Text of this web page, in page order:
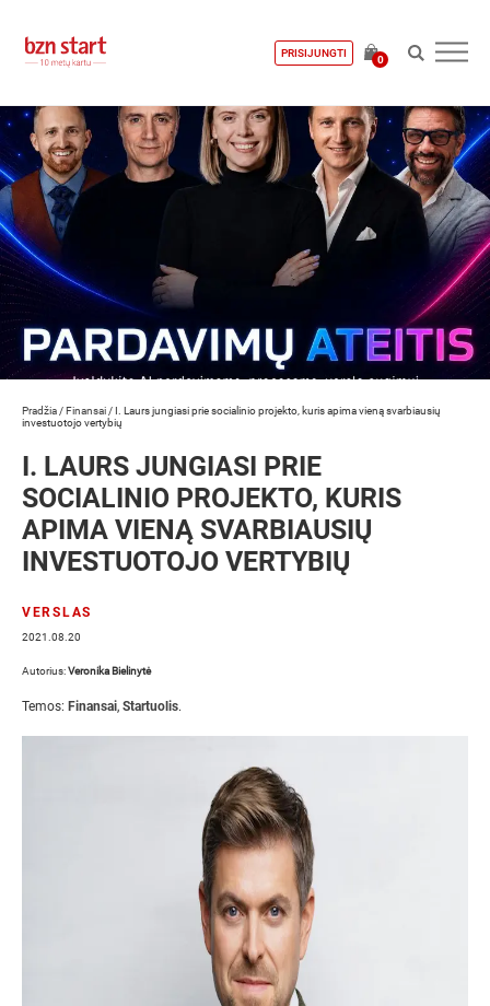
PRISIJUNGTI
0
Pradžia /Finansai / I. Laurs jungiasi prie socialinio projekto, kuris apima vieną svarbiausių
investuotojo vertybių
I. LAURS JUNGIASI PRIE
SOCIALINIO PROJEKTO, KURIS
APIMA VIENĄ SVARBIAUSIŲ
INVESTUOTOJO VERTYBIŲ
VERSLAS
2021.08.20
Autorius:Veronika Bielinytė
Temos: Finansai, Startuolis.